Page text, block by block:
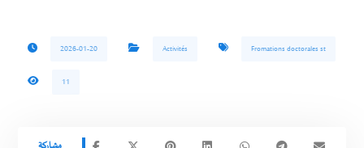
2026-01-20 Activités Fromations doctorales st
11